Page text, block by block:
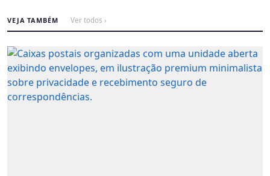
VEJA TAMBÉM Ver todos ›